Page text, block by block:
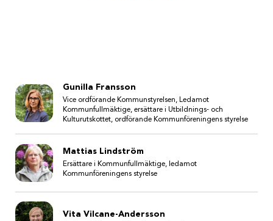
Gunilla Fransson
Vice ordförande Kommunstyrelsen, Ledamot
Kommunfullmäktige, ersättare i Utbildnings- och
Kulturutskottet, ordförande Kommunföreningens styrelse
Mattias Lindström
Ersättare i Kommunfullmäktige, ledamot
Kommunföreningens styrelse
Vita Vilcane-Andersson